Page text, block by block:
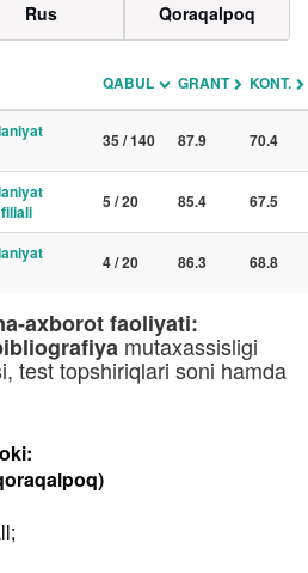
Rus Qoraqalpoq
QABUL GRANT KONT.
35 / 140 87.9 70.4
5 / 20 85.4 67.5
4 / 20 86.3 68.8
axborot faoliyati:
mutaxassisligi
test topshiriqlari soni hamda